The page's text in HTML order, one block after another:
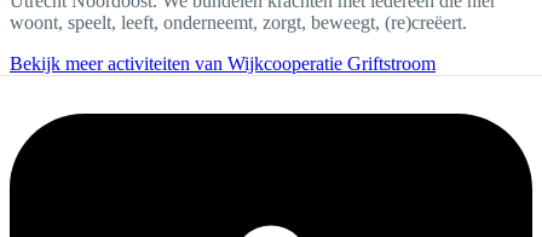
woont, speelt, leeft, onderneemt, zorgt, beweegt, (re)creëert.
Bekijk meer activiteiten van Wijkcooperatie Griftstroom